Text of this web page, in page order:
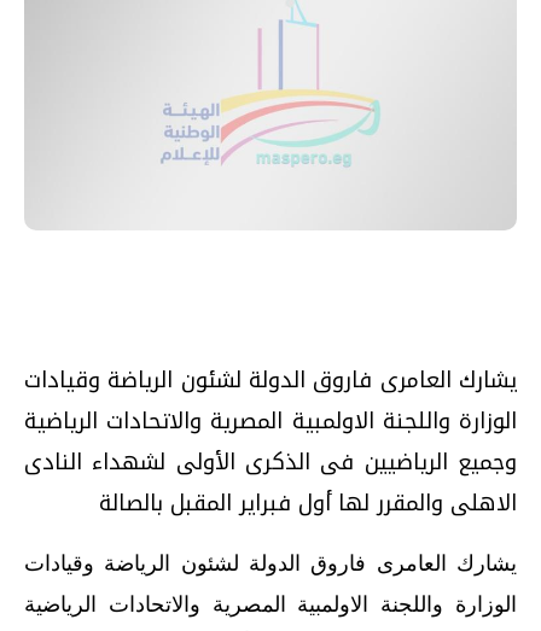
يشارك العامرى فاروق الدولة لشئون الرياضة وقيادات
الوزارة واللجنة الاولمبية المصرية والاتحادات الرياضية
وجميع الرياضيين فى الذكرى الأولى لشهداء النادى
الاهلى والمقرر لها أول فبراير المقبل بالصالة
يشارك العامرى فاروق الدولة لشئون الرياضة وقيادات
الوزارة واللجنة الاولمبية المصرية والاتحادات الرياضية